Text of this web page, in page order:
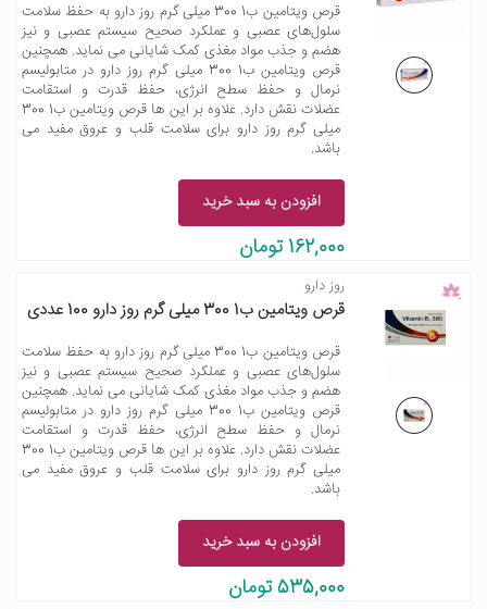
قرص ویتامین ب1 300 میلی گرم روز دارو به حفظ سلامت
سلول‌های عصبی و عملکرد صحیح سیستم عصبی و نیز
هضم و جذب مواد مغذی کمک شایانی می نماید. همچنین
قرص ویتامین ب1 300 میلی گرم روز دارو در متابولیسم
نرمال و حفظ سطح انرژی، حفظ قدرت و استقامت
عضلات نقش دارد. علاوه بر این ها قرص ویتامین ب1 300
میلی گرم روز دارو برای سلامت قلب و عروق مفید می
باشد.
افزودن به سبد خرید
162,000 تومان
روز دارو
قرص ویتامین ب1 300 میلی گرم روز دارو 100 عددی
قرص ویتامین ب1 300 میلی گرم روز دارو به حفظ سلامت
سلول‌های عصبی و عملکرد صحیح سیستم عصبی و نیز
هضم و جذب مواد مغذی کمک شایانی می نماید. همچنین
قرص ویتامین ب1 300 میلی گرم روز دارو در متابولیسم
نرمال و حفظ سطح انرژی، حفظ قدرت و استقامت
عضلات نقش دارد. علاوه بر این ها قرص ویتامین ب1 300
میلی گرم روز دارو برای سلامت قلب و عروق مفید می
باشد.
افزودن به سبد خرید
535,000 تومان